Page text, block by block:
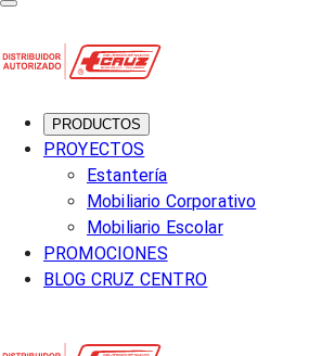
PRODUCTOS
PROYECTOS
Estantería
Mobiliario Corporativo
Mobiliario Escolar
PROMOCIONES
BLOG CRUZ CENTRO